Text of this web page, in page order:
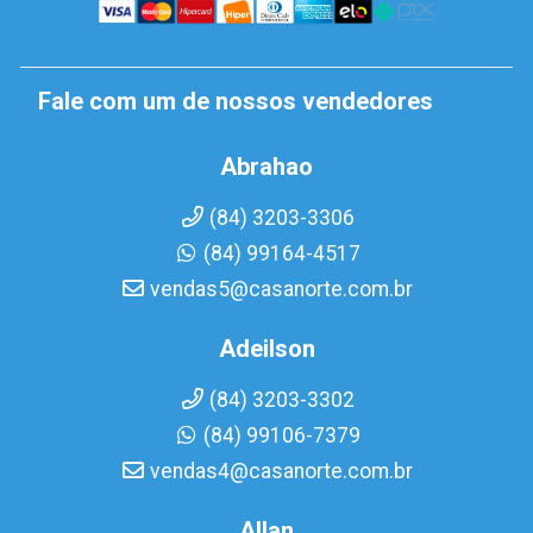
Fale com um de nossos vendedores
Abrahao
(84) 3203-3306
(84) 99164-4517
vendas5@casanorte.com.br
Adeilson
(84) 3203-3302
(84) 99106-7379
vendas4@casanorte.com.br